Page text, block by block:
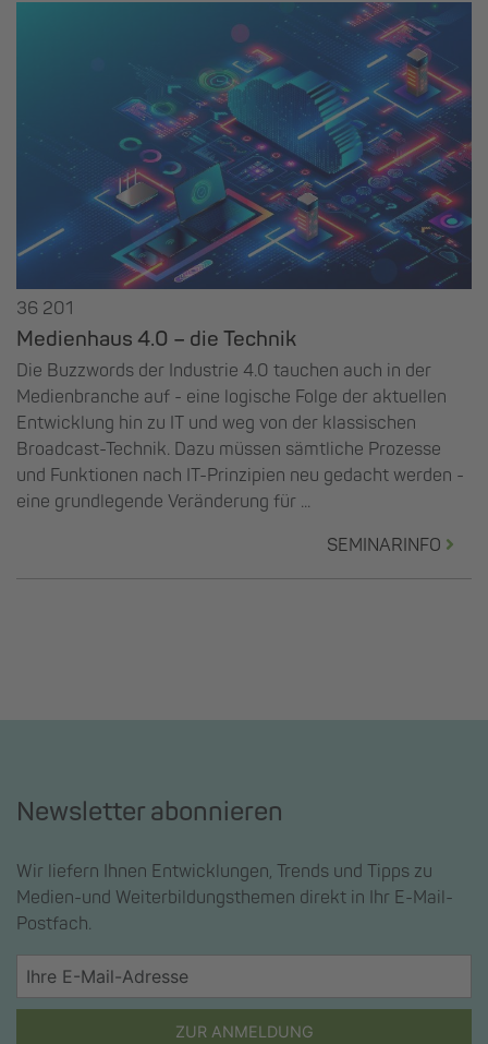
36 201
Medienhaus 4.0 – die Technik
Die Buzzwords der Industrie 4.0 tauchen auch in der
Medienbranche auf - eine logische Folge der aktuellen
Entwicklung hin zu IT und weg von der klassischen
Broadcast-Technik. Dazu müssen sämtliche Prozesse
und Funktionen nach IT-Prinzipien neu gedacht werden -
eine grundlegende Veränderung für ...
SEMINARINFO
Newsletter abonnieren
Wir liefern Ihnen Entwicklungen, Trends und Tipps zu
Medien-und Weiterbildungsthemen direkt in Ihr E-Mail-
Postfach.
ZUR ANMELDUNG